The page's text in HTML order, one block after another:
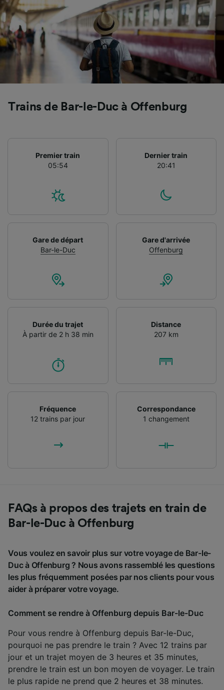
Trains de Bar-le-Duc à Offenburg
Premier train
05:54
Dernier train
20:41
Gare de départ
Bar-le-Duc
Gare d'arrivée
Offenburg
Durée du trajet
À partir de 2 h 38 min
Distance
207 km
Fréquence
12 trains par jour
Correspondance
1 changement
FAQs à propos des trajets en train de
Bar-le-Duc à Offenburg
Vous voulez en savoir plus sur votre voyage de Bar-le-
Duc à Offenburg ? Nous avons rassemblé les questions
les plus fréquemment posées par nos clients pour vous
aider à préparer votre voyage.
Comment se rendre à Offenburg depuis Bar-le-Duc
Pour vous rendre à Offenburg depuis Bar-le-Duc,
pourquoi ne pas prendre le train ? Avec 12 trains par
jour et un trajet moyen de 3 heures et 35 minutes,
prendre le train est un bon moyen de voyager. Le train
le plus rapide ne prend que 2 heures et 38 minutes.
Liste de nos partenaires (fournisseurs)